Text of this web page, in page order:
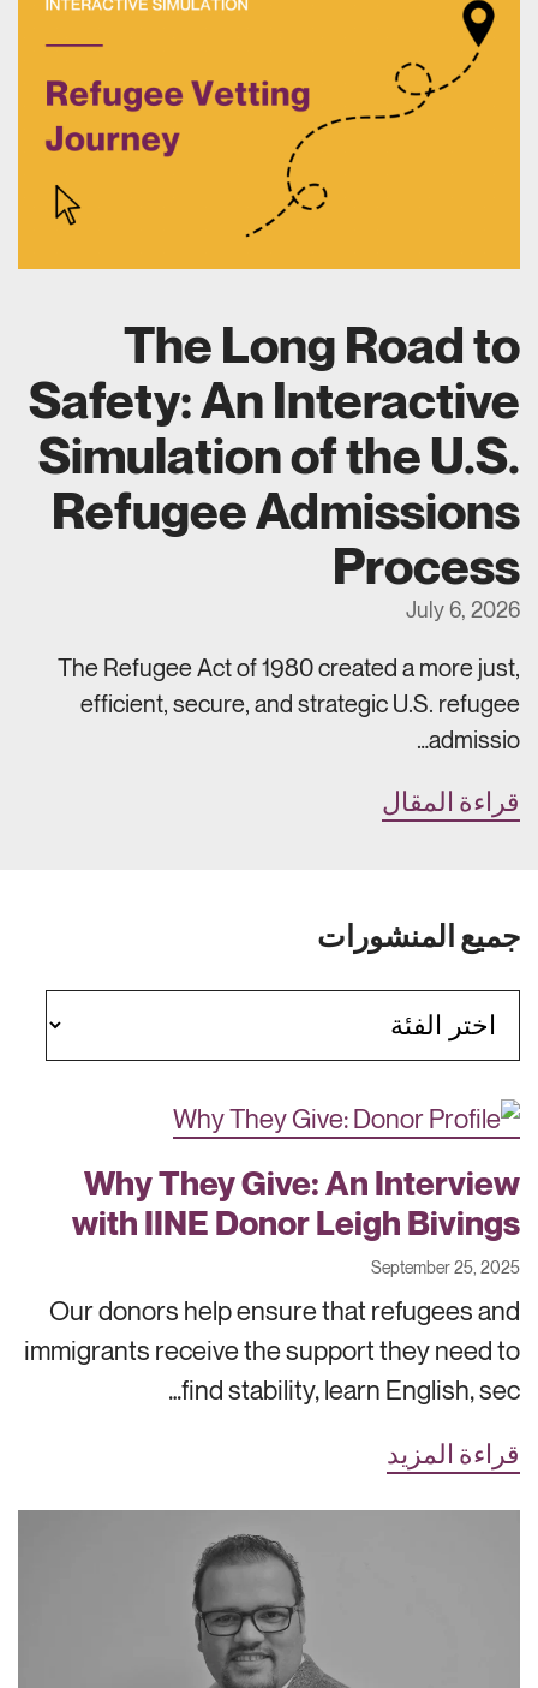
The Long Road to
Safety: An Interactive
Simulation of the U.S.
Refugee Admissions
Process
July 6, 2026
The Refugee Act of 1980 created a more just,
efficient, secure, and strategic U.S. refugee
admissio…
قراءة المقال
جميع المنشورات
الفئات
Why They Give: An Interview
with IINE Donor Leigh Bivings
September 25, 2025
Our donors help ensure that refugees and
immigrants receive the support they need to
find stability, learn English, sec…
قراءة المزيد